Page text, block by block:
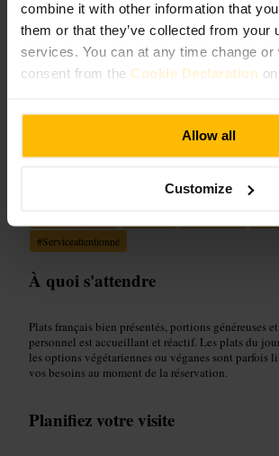
combine it with other information that
them or that they’ve collected from your
services. You can at any time change or
consent from the Cookie Declaration
Allow all
Customize
Image /Côte Brasserie
“Cuisine française soignée et
#Serviceattentionné
À quoi s'attendre
Plats français bien présentés, portions généreuses
personnel est accueillant et réactif. Les plats du
les options végétariennes ou véganes sont parfois
vos besoins au moment de la réservation.
Planifiez votre visite